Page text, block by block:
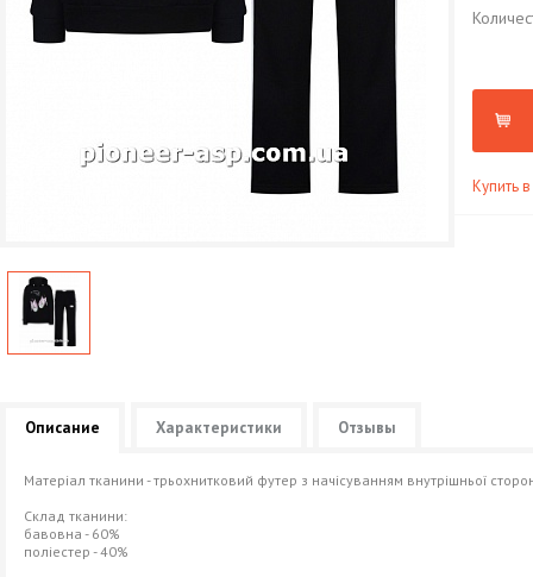
Купить
Описание Характеристики Отзывы
Матеріал тканини - трьохнитковий футер з начісуванням внутрішньої
Склад тканини:
бавовна - 60%
поліестер - 40%